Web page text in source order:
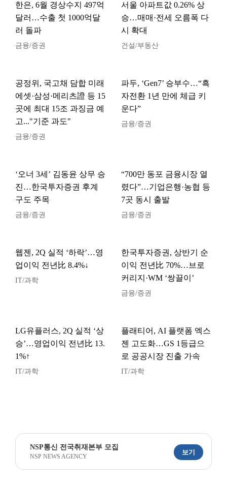
한은, 6월 경상수지 497억
달러…수출 첫 1000억달
러 돌파
금융/증권
서울 아파트값 0.26% 상
승…매매·전세 오름폭 다
시 확대
건설/부동산
공정위, 국고채 담합 미래
에셋·삼성·메리츠證 등 15
곳에 최대 15조 과징금 예
고..."기준 과도"
금융/증권
파두, ‘Gen7’ 승부수…“흑
자전환 1년 만에 체급 키
운다”
금융/증권
‘오너 3세’ 김동윤 상무 승
진…한국투자증권 후계
구도 주목
금융/증권
“700만 동포 금융시장 열
렸다”…기업은행·농협 등
7곳 동시 출발
금융/증권
웹젠, 2Q 실적 ‘하락’…영
업이익 전년比 8.4%↓
IT/과학
한국투자증권, 상반기 순
이익 전년比 70%…브로
커리지·WM ‘쌍끌이’
금융/증권
LG유플러스, 2Q 실적 ‘상
승’…영업이익 전년比 13.
1%↑
IT/과학
플래티어, AI 플랫폼 엑스
젠 고도화…GS 1등급으
로 공공시장 진출 가속
IT/과학
NSP통신 전국취재본부 모집
NSP NEWS AGENCY
보기